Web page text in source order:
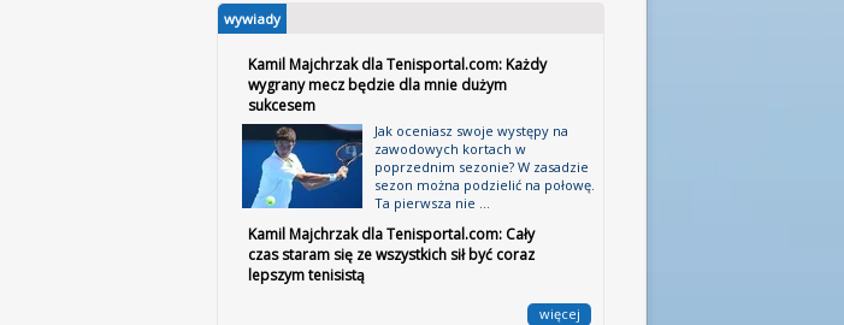
wywiady
Kamil Majchrzak dla Tenisportal.com: Każdy
wygrany mecz będzie dla mnie dużym
sukcesem
Jak oceniasz swoje występy na
zawodowych kortach w
poprzednim sezonie? W zasadzie
sezon można podzielić na połowę.
Ta pierwsza nie ...
Kamil Majchrzak dla Tenisportal.com: Cały
czas staram się ze wszystkich sił być coraz
lepszym tenisistą
więcej